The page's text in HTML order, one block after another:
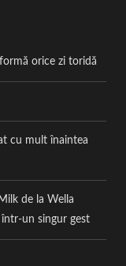
orice zi toridă
cu mult înaintea
de la Wella
un singur gest